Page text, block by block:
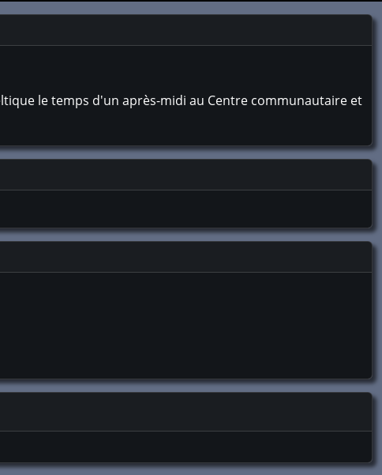
le temps d'un après-midi au Centre communautaire et